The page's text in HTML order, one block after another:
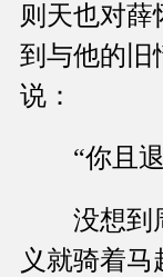
则天也对薛
到与他的旧
说：
“你且退
没想到周
义就骑着